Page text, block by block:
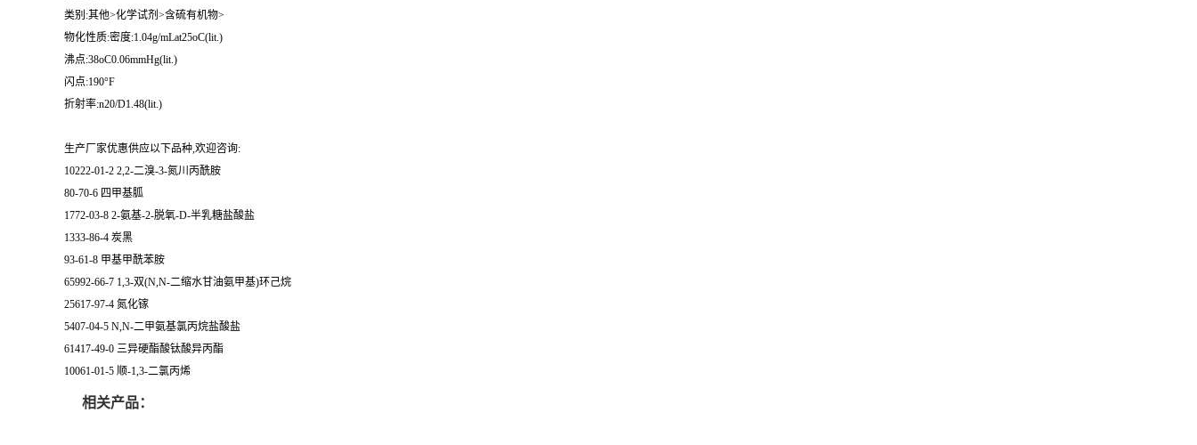
类别:其他>化学试剂>含硫有机物>
物化性质:密度:1.04g/mLat25oC(lit.)
沸点:38oC0.06mmHg(lit.)
闪点:190°F
折射率:n20/D1.48(lit.)
生产厂家优惠供应以下品种,欢迎咨询:
10222-01-2 2,2-二溴-3-氮川丙酰胺
80-70-6 四甲基胍
1772-03-8 2-氨基-2-脱氧-D-半乳糖盐酸盐
1333-86-4 炭黑
93-61-8 甲基甲酰苯胺
65992-66-7 1,3-双(N,N-二缩水甘油氨甲基)环己烷
25617-97-4 氮化镓
5407-04-5 N,N-二甲氨基氯丙烷盐酸盐
61417-49-0 三异硬酯酸钛酸异丙酯
10061-01-5 顺-1,3-二氯丙烯
相关产品：